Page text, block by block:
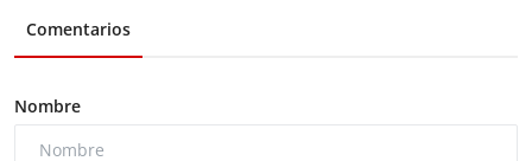
Comentarios
Nombre